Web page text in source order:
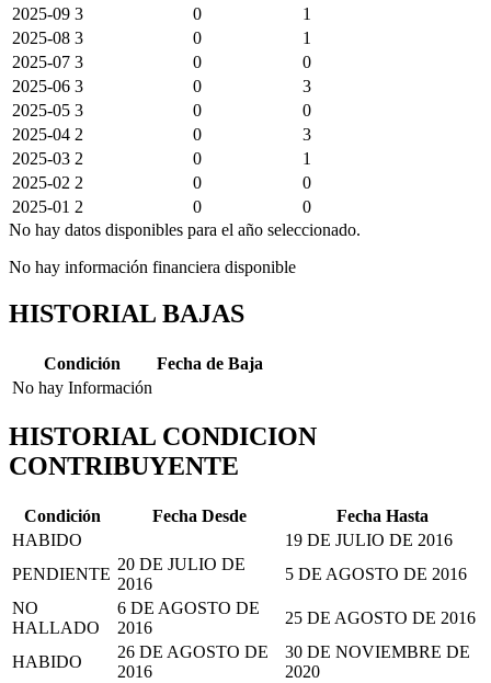
2025-09 3 0
1
2025-08 3 0
1
2025-07 3 0
0
2025-06 3 0
3
2025-05 3 0
0
2025-04 2 0
3
2025-03 2 0
1
2025-02 2 0
0
2025-01 2 0
0
No hay datos disponibles para el año seleccionado.
No hay información financiera disponible
HISTORIAL BAJAS
Condición
Fecha de Baja
No hay Información
HISTORIAL CONDICION
CONTRIBUYENTE
Condición Fecha Desde
Fecha Hasta
HABIDO
19 DE JULIO DE 2016
PENDIENTE
20 DE JULIO DE
2016
5 DE AGOSTO DE 2016
NO
HALLADO
6 DE AGOSTO DE
2016
25 DE AGOSTO DE 2016
HABIDO
26 DE AGOSTO DE
2016
30 DE NOVIEMBRE DE
2020